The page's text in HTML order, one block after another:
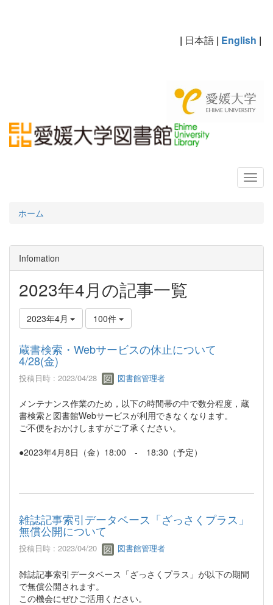
| 日本語 | English |
ホーム
Infomation
2023年4月の記事一覧
2023年4月 100件
蔵書検索・Webサービスの休止について
4/28(金)
投稿日時 : 2023/04/28 図書館管理者
メンテナンス作業のため，以下の時間帯の中で数分程度，蔵
書検索と図書館Webサービスが利用できなくなります。
ご不便をおかけしますがご了承ください。
●2023年4月8日（金）18:00 - 18:30（予定）
雑誌記事索引データベース「ざっさくプラス」
無償公開について
投稿日時 : 2023/04/20 図書館管理者
雑誌記事索引データベース「ざっさくプラス」が以下の期間
で無償公開されます。
この機会にぜひご活用ください。